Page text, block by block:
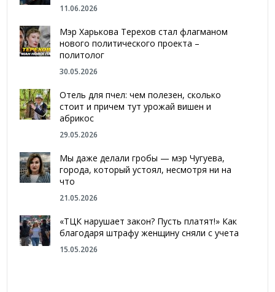
11.06.2026
Мэр Харькова Терехов стал флагманом
нового политического проекта –
политолог
30.05.2026
Отель для пчел: чем полезен, сколько
стоит и причем тут урожай вишен и
абрикос
29.05.2026
Мы даже делали гробы — мэр Чугуева,
города, который устоял, несмотря ни на
что
21.05.2026
«ТЦК нарушает закон? Пусть платят!» Как
благодаря штрафу женщину сняли с учета
15.05.2026